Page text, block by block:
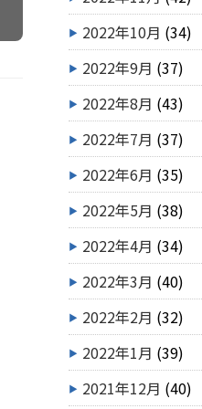
2022年10月 (34)
2022年9月 (37)
2022年8月 (43)
2022年7月 (37)
2022年6月 (35)
2022年5月 (38)
2022年4月 (34)
2022年3月 (40)
2022年2月 (32)
2022年1月 (39)
2021年12月 (40)